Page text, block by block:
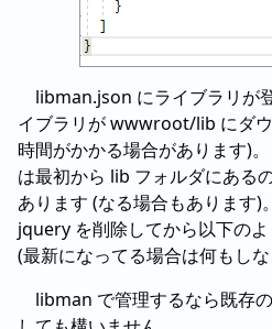
libman.json にライブラリが
イブラリが wwwroot/lib にダ
時間がかかる場合があります)
は最初から lib フォルダにある
あります (なる場合もあります)
jquery を削除してから以下の
(最新になってる場合は何もしな
libman で管理するなら既存